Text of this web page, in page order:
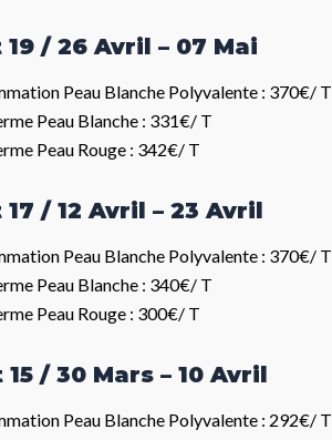
/ 26 Avril – 07 Mai
Peau Blanche Polyvalente : 370€/ T
Peau Blanche : 331€/ T
Peau Rouge : 342€/ T
/ 12 Avril – 23 Avril
Peau Blanche Polyvalente : 370€/ T
Peau Blanche : 340€/ T
Peau Rouge : 300€/ T
/ 30 Mars – 10 Avril
Peau Blanche Polyvalente : 292€/ T